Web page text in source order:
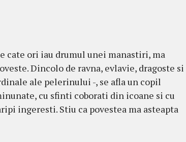
cate ori iau drumul unei manastiri, ma
Dincolo de rav­na, evlavie, dragoste si
ale pelerinului -, se afla un copil
cu sfinti coborati din icoane si cu
ingeresti. Stiu ca povestea ma asteapta